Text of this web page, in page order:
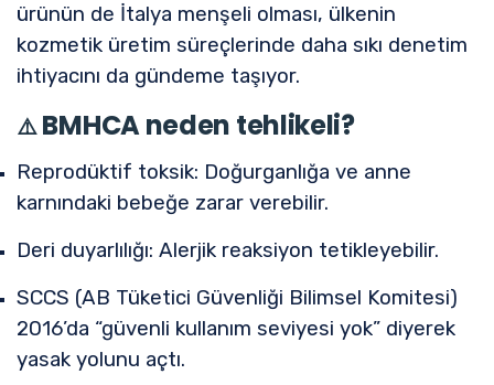
ürünün de İtalya menşeli olması, ülkenin
kozmetik üretim süreçlerinde daha sıkı denetim
ihtiyacını da gündeme taşıyor.
⚠️BMHCA neden tehlikeli?
Reprodüktif toksik: Doğurganlığa ve anne
karnındaki bebeğe zarar verebilir.
Deri duyarlılığı: Alerjik reaksiyon tetikleyebilir.
SCCS (AB Tüketici Güvenliği Bilimsel Komitesi)
2016’da “güvenli kullanım seviyesi yok” diyerek
yasak yolunu açtı.